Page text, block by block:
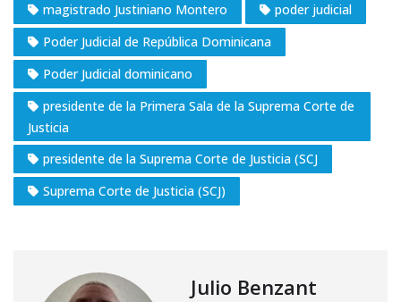
magistrado Justiniano Montero
poder judicial
Poder Judicial de República Dominicana
Poder Judicial dominicano
presidente de la Primera Sala de la Suprema Corte de
Justicia
presidente de la Suprema Corte de Justicia (SCJ
Suprema Corte de Justicia (SCJ)
Julio Benzant